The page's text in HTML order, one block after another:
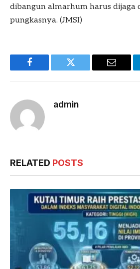
dibangun almarhum harus dijaga
pungkasnya. (JMSI)
Facebook Twitter Email
admin
RELATED POSTS